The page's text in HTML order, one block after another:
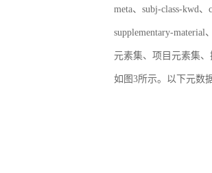
meta、subj-class-kwd
supplementary-
元素集、项目元素集
如图3所示。以下元数